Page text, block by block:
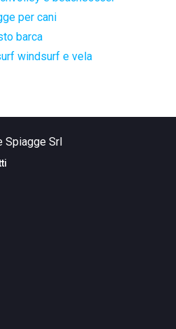
per cani
barca
windsurf e vela
Spiagge Srl